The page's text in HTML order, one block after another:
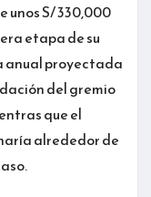
unos S/ 330,000
etapa de su
anual proyectada
del gremio
que el
alrededor de